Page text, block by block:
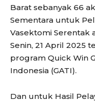
Barat sebanyak 66
Sementara untuk
Vasektomi Serentak
Senin, 21 April 2025
program Quick Win
Indonesia (GATI).
Dan untuk Hasil